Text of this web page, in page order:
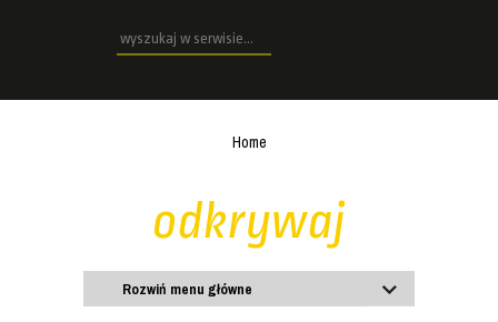
Home
odkrywaj
Rozwiń menu główne